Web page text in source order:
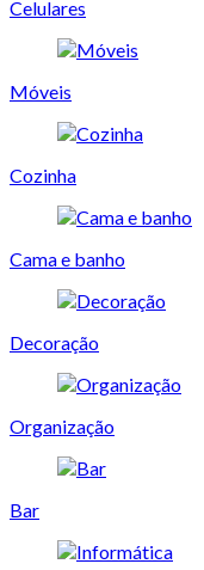
Celulares
Móveis
Cozinha
Cama e banho
Decoração
Organização
Bar